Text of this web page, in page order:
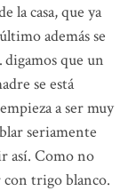
la casa, que ya
además se
que un
se está
a ser muy
seriamente
así. Como no
con trigo blanco.